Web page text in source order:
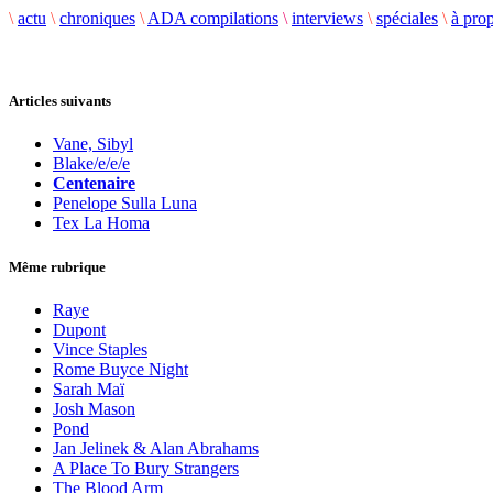
\ actu \ chroniques \ ADA compilations \ interviews \ spéciales \ à
Articles suivants
Vane, Sibyl
Blake/e/e/e
Centenaire
Penelope Sulla Luna
Tex La Homa
Même rubrique
Raye
Dupont
Vince Staples
Rome Buyce Night
Sarah Maï
Josh Mason
Pond
Jan Jelinek & Alan Abrahams
A Place To Bury Strangers
The Blood Arm